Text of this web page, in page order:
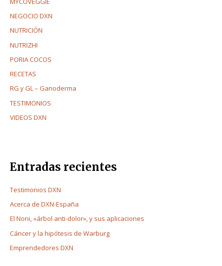
NEGOCIO DXN
NUTRICIÓN
NUTRIZHI
PORIA COCOS
RECETAS
RG y GL – Ganoderma
TESTIMONIOS
VIDEOS DXN
Entradas recientes
Testimonios DXN
Acerca de DXN-España
El Noni, «árbol anti-dolor», y sus aplicaciones
Cáncer y la hipótesis de Warburg
Emprendedores DXN